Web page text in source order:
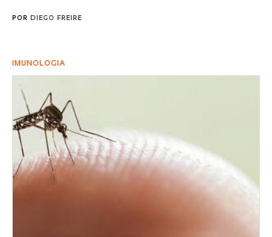
POR DIEGO FREIRE
IMUNOLOGIA